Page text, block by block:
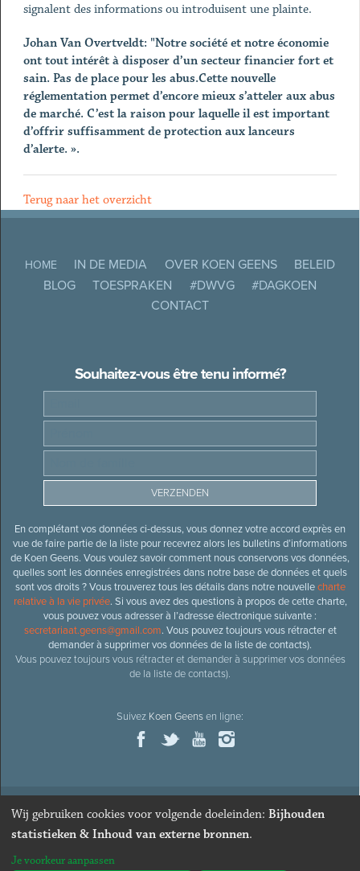
signalent des informations ou introduisent une plainte.
Johan Van Overtveldt: "Notre société et notre économie
ont tout intérêt à disposer d’un secteur financier fort et
sain. Pas de place pour les abus.Cette nouvelle
réglementation permet d’encore mieux s’atteler aux abus
de marché. C’est la raison pour laquelle il est important
d’offrir suffisamment de protection aux lanceurs
d’alerte. ».
Terug naar het overzicht
HOME IN DE MEDIA OVER KOEN GEENS
BELEID
BLOG
TOESPRAKEN #DWVG
#DAGKOEN
CONTACT
Souhaitez-vous être tenu informé?
En complétant vos données ci-dessus, vous donnez votre accord exprès en
vue de faire partie de la liste pour recevrez alors les bulletins d’informations
de Koen Geens. Vous voulez savoir comment nous conservons vos données,
quelles sont les données enregistrées dans notre base de données et quels
sont vos droits ? Vous trouverez tous les détails dans notre nouvellecharte
relative à la vie privée. Si vous avez des questions à propos de cette charte,
vous pouvez vous adresser à l’adresse électronique suivante :
secretariaat.geens@gmail.com. Vous pouvez toujours vous rétracter et
demander à supprimer vos données de la liste de contacts).
Vous pouvez toujours vous rétracter et demander à supprimer vos données
de la liste de contacts).
Suivez Koen Geensen ligne:
© 2026Ancien ministre et député honoraire
Webdesign & développement par Zenjoy de Louvain
Wij gebruiken cookies voor volgende doeleinden: Bijhouden
statistieken & Inhoud van externe bronnen.
Je voorkeur aanpassen